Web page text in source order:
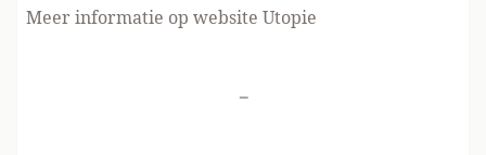
Meer informatie op website Utopie
-